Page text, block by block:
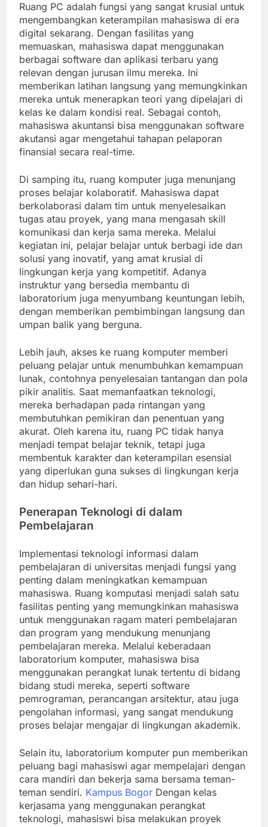
Ruang PC adalah fungsi yang sangat krusial untuk
mengembangkan keterampilan mahasiswa di era
digital sekarang. Dengan fasilitas yang
memuaskan, mahasiswa dapat menggunakan
berbagai software dan aplikasi terbaru yang
relevan dengan jurusan ilmu mereka. Ini
memberikan latihan langsung yang memungkinkan
mereka untuk menerapkan teori yang dipelajari di
kelas ke dalam kondisi real. Sebagai contoh,
mahasiswa akuntansi bisa menggunakan software
akutansi agar mengetahui tahapan pelaporan
finansial secara real-time.
Di samping itu, ruang komputer juga menunjang
proses belajar kolaboratif. Mahasiswa dapat
berkolaborasi dalam tim untuk menyelesaikan
tugas atau proyek, yang mana mengasah skill
komunikasi dan kerja sama mereka. Melalui
kegiatan ini, pelajar belajar untuk berbagi ide dan
solusi yang inovatif, yang amat krusial di
lingkungan kerja yang kompetitif. Adanya
instruktur yang bersedia membantu di
laboratorium juga menyumbang keuntungan lebih,
dengan memberikan pembimbingan langsung dan
umpan balik yang berguna.
Lebih jauh, akses ke ruang komputer memberi
peluang pelajar untuk menumbuhkan kemampuan
lunak, contohnya penyelesaian tantangan dan pola
pikir analitis. Saat memanfaatkan teknologi,
mereka berhadapan pada rintangan yang
membutuhkan pemikiran dan penentuan yang
akurat. Oleh karena itu, ruang PC tidak hanya
menjadi tempat belajar teknik, tetapi juga
membentuk karakter dan keterampilan esensial
yang diperlukan guna sukses di lingkungan kerja
dan hidup sehari-hari.
Penerapan Teknologi di dalam
Pembelajaran
Implementasi teknologi informasi dalam
pembelajaran di universitas menjadi fungsi yang
penting dalam meningkatkan kemampuan
mahasiswa. Ruang komputasi menjadi salah satu
fasilitas penting yang memungkinkan mahasiswa
untuk menggunakan ragam materi pembelajaran
dan program yang mendukung menunjang
pembelajaran mereka. Melalui keberadaan
laboratorium komputer, mahasiswa bisa
menggunakan perangkat lunak tertentu di bidang
bidang studi mereka, seperti software
pemrograman, perancangan arsitektur, atau juga
pengolahan informasi, yang sangat mendukung
proses belajar mengajar di lingkungan akademik.
Selain itu, laboratorium komputer pun memberikan
peluang bagi mahasiswi agar mempelajari dengan
cara mandiri dan bekerja sama bersama teman-
teman sendiri. Kampus Bogor Dengan kelas
kerjasama yang menggunakan perangkat
teknologi, mahasiswi bisa melakukan proyek